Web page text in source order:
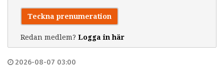
Teckna prenumeration
Redan medlem? Logga in här
2026-08-07 03:00